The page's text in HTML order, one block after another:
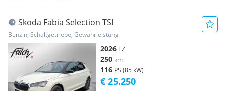
Skoda Fabia Selection TSI
Benzin, Schaltgetriebe, Gewährleistung
2026 EZ
250 km
116 PS (85 kW)
€ 25.250